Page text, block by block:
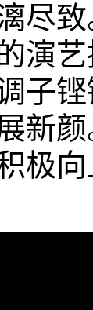
尽
演
子
新
极